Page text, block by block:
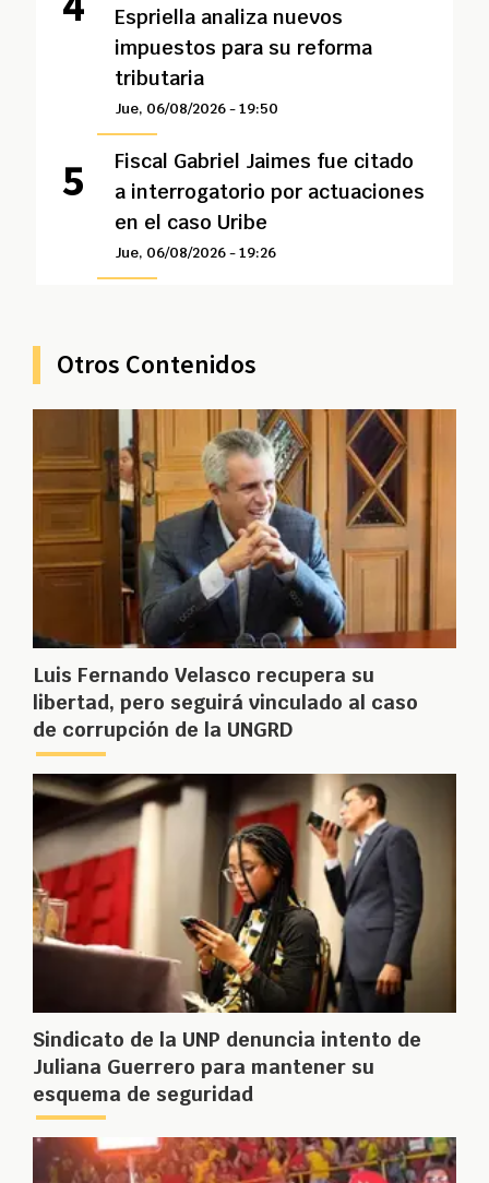
Espriella analiza nuevos
impuestos para su reforma
tributaria
Jue, 06/08/2026 - 19:50
Fiscal Gabriel Jaimes fue citado
a interrogatorio por actuaciones
en el caso Uribe
Jue, 06/08/2026 - 19:26
Otros Contenidos
Luis Fernando Velasco recupera su
libertad, pero seguirá vinculado al caso
de corrupción de la UNGRD
Sindicato de la UNP denuncia intento de
Juliana Guerrero para mantener su
esquema de seguridad